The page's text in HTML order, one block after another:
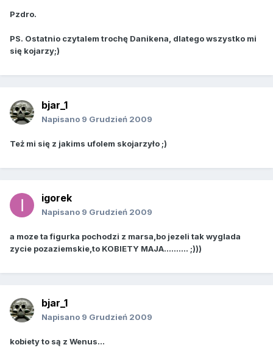
Pzdro.
PS. Ostatnio czytalem trochę Danikena, dlatego wszystko mi
się kojarzy;)
bjar_1
Napisano 9 Grudzień 2009
Też mi się z jakims ufolem skojarzyło ;)
igorek
Napisano 9 Grudzień 2009
a moze ta figurka pochodzi z marsa,bo jezeli tak wyglada
zycie pozaziemskie,to KOBIETY MAJA.......... ;)))
bjar_1
Napisano 9 Grudzień 2009
kobiety to są z Wenus...